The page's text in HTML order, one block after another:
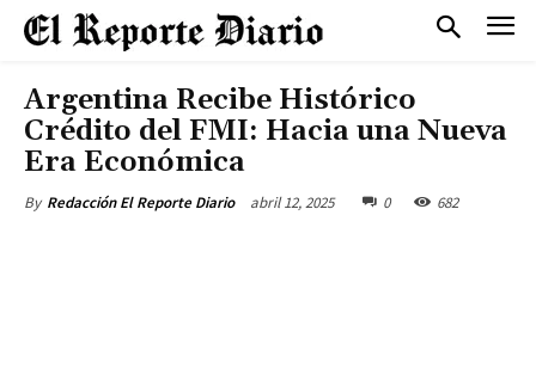
Argentina Recibe Histórico
Crédito del FMI: Hacia una Nueva
Era Económica
By Redacción El Reporte Diario abril 12, 2025 0 682